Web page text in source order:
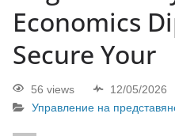
Economics
Secure Your
56 views
12/05/2026
Управление на